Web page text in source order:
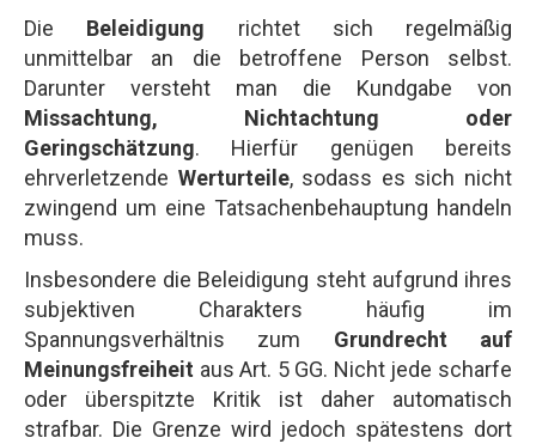
Die Beleidigung richtet sich regelmäßig
unmittelbar an die betroffene Person selbst.
Darunter versteht man die Kundgabe von
Missachtung, Nichtachtung oder
Geringschätzung. Hierfür genügen bereits
ehrverletzende Werturteile, sodass es sich nicht
zwingend um eine Tatsachenbehauptung handeln
muss.
Insbesondere die Beleidigung steht aufgrund ihres
subjektiven Charakters häufig im
Spannungsverhältnis zum Grundrecht auf
Meinungsfreiheit aus Art. 5 GG. Nicht jede scharfe
oder überspitzte Kritik ist daher automatisch
strafbar. Die Grenze wird jedoch spätestens dort